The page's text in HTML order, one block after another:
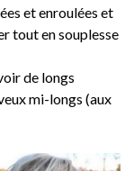
et enroulées et
tout en souplesse
de longs
mi-longs (aux